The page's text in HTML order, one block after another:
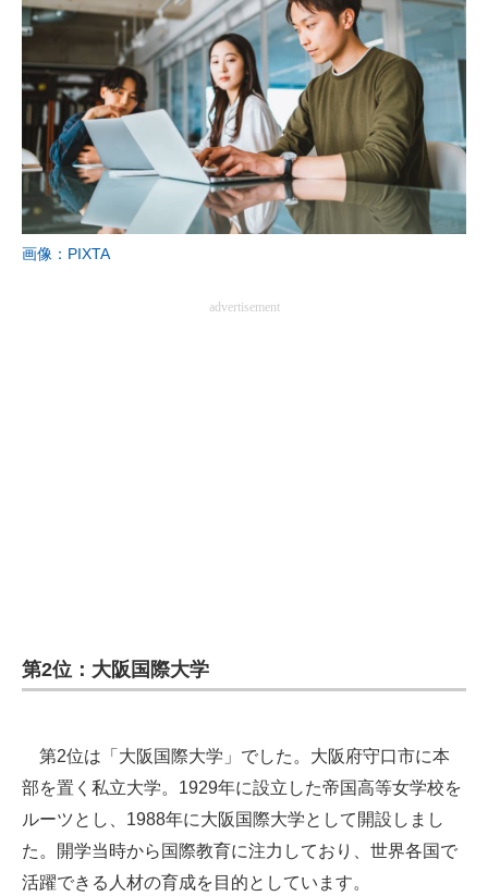
画像：PIXTA
advertisement
第2位：大阪国際大学
第2位は「大阪国際大学」でした。大阪府守口市に本
部を置く私立大学。1929年に設立した帝国高等女学校を
ルーツとし、1988年に大阪国際大学として開設しまし
た。開学当時から国際教育に注力しており、世界各国で
活躍できる人材の育成を目的としています。